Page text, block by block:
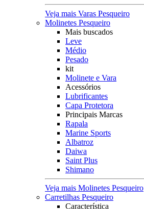
Veja mais Varas Pesqueiro
Molinetes Pesqueiro
Mais buscados
Leve
Médio
Pesado
kit
Molinete e Vara
Acessórios
Lubrificantes
Capa Protetora
Principais Marcas
Rapala
Marine Sports
Albatroz
Daiwa
Saint Plus
Shimano
Veja mais Molinetes Pesqueiro
Carretilhas Pesqueiro
Característica